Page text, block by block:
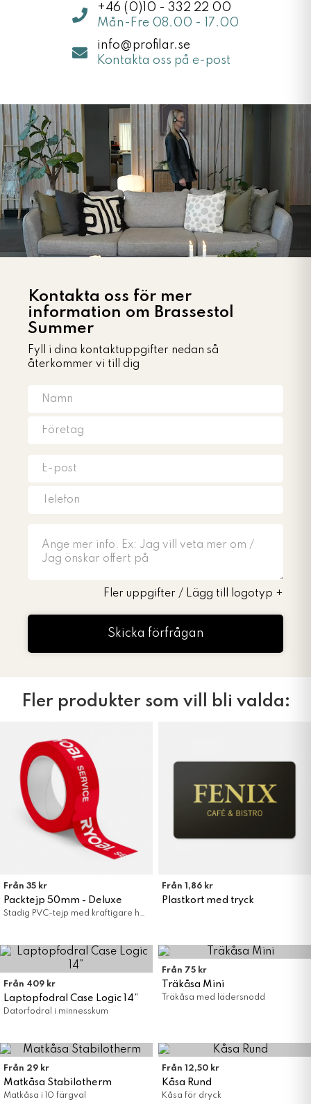
+46 (0)10 - 332 22 00
Mån-Fre 08.00 - 17.00
info@profilar.se
Kontakta oss på e-post
Kontakta oss för mer
information om Brassestol
Summer
Fyll i dina kontaktuppgifter nedan så
återkommer vi till dig
Fler uppgifter / Lägg till logotyp +
Skicka förfrågan
Fler produkter som vill bli valda:
Från 35 kr
Packtejp 50mm - Deluxe
Stadig PVC-tejp med kraftigare häftämne
Från 1,86 kr
Plastkort med tryck
Från 409 kr
Laptopfodral Case Logic 14”
Datorfodral i minnesskum
Från 75 kr
Träkåsa Mini
Träkåsa med lädersnodd
Från 29 kr
Matkåsa Stabilotherm
Matkåsa i 10 färgval
Från 12,50 kr
Kåsa Rund
Kåsa för dryck